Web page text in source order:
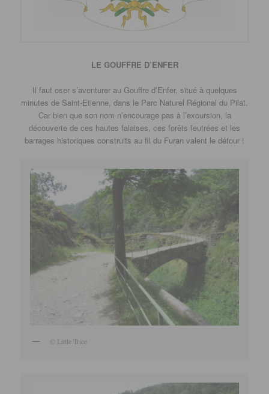
LE GOUFFRE D’ENFER
Il faut oser s’aventurer au Gouffre d’Enfer, situé à quelques
minutes de Saint-Etienne, dans le Parc Naturel Régional du Pilat.
Car bien que son nom n’encourage pas à l’excursion, la
découverte de ces hautes falaises, ces forêts feutrées et les
barrages historiques construits au fil du Furan valent le détour !
© Little Trice